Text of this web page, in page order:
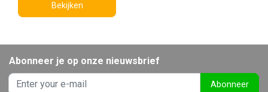
Bekijken
Abonneer je op onze nieuwsbrief
Abonneer